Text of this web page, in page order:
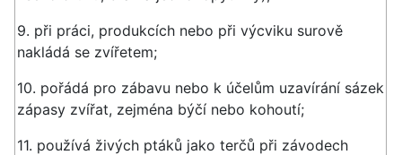
9. při práci, produkcích nebo při výcviku surově
nakládá se zvířetem;
10. pořádá pro zábavu nebo k účelům uzavírání sázek
zápasy zvířat, zejména býčí nebo kohoutí;
11. používá živých ptáků jako terčů při závodech